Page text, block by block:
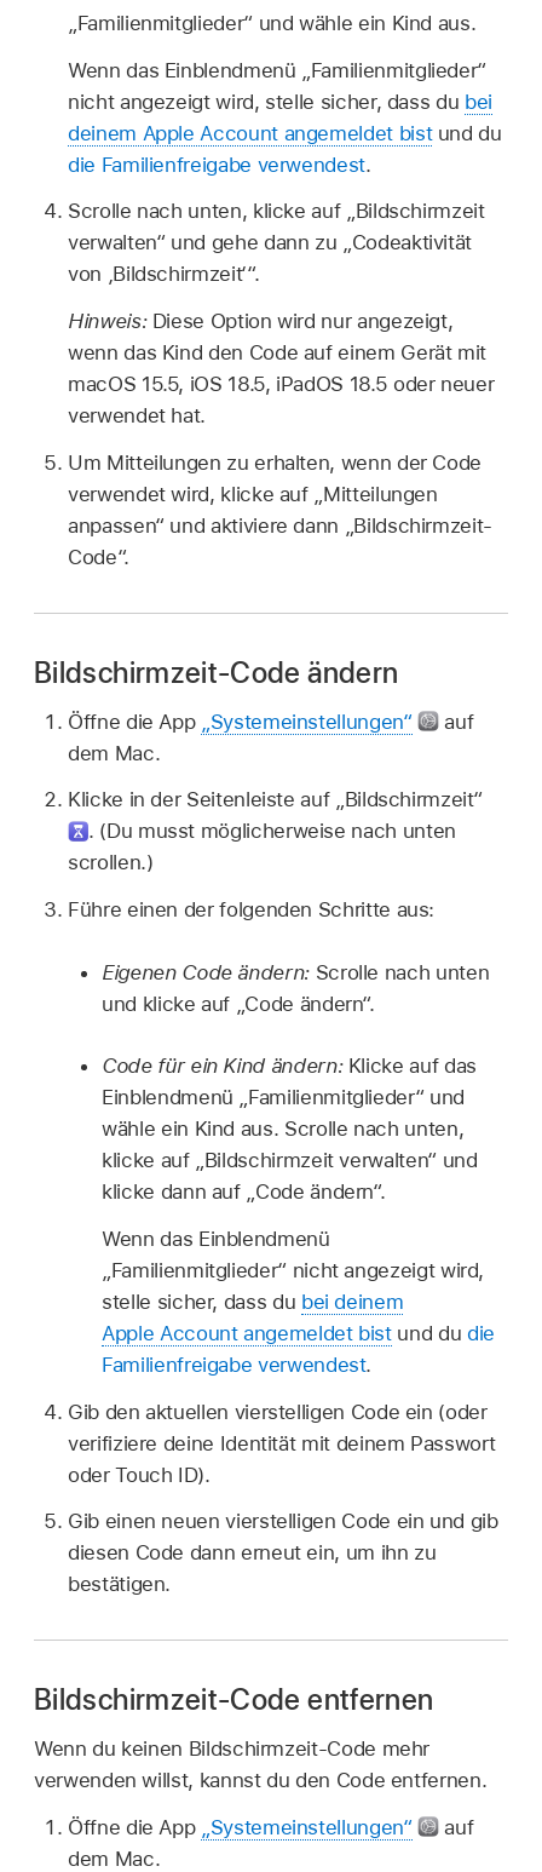
„Familienmitglieder“ und wähle ein Kind aus.
Wenn das Einblendmenü „Familienmitglieder“
nicht angezeigt wird, stelle sicher, dass du bei
deinem Apple Account angemeldet bistund du
die Familienfreigabe verwendest.
Scrolle nach unten, klicke auf „Bildschirmzeit
verwalten“ und gehe dann zu „Codeaktivität
von ‚Bildschirmzeit‘“.
Hinweis: Diese Option wird nur angezeigt,
wenn das Kind den Code auf einem Gerät mit
macOS 15.5, iOS 18.5, iPadOS 18.5 oder neuer
verwendet hat.
Um Mitteilungen zu erhalten, wenn der Code
verwendet wird, klicke auf „Mitteilungen
anpassen“ und aktiviere dann „Bildschirmzeit-
Code“.
Bildschirmzeit-Code ändern
Öffne die App „Systemeinstellungen“
auf
dem Mac.
Klicke in der Seitenleiste auf „Bildschirmzeit“
. (Du musst möglicherweise nach unten
scrollen.)
Führe einen der folgenden Schritte aus:
Eigenen Code ändern:Scrolle nach unten
und klicke auf „Code ändern“.
Code für ein Kind ändern:Klicke auf das
Einblendmenü „Familienmitglieder“ und
wähle ein Kind aus. Scrolle nach unten,
klicke auf „Bildschirmzeit verwalten“ und
klicke dann auf „Code ändern“.
Wenn das Einblendmenü
„Familienmitglieder“ nicht angezeigt wird,
stelle sicher, dass du bei deinem
Apple Account angemeldet bistund du die
Familienfreigabe verwendest.
Gib den aktuellen vierstelligen Code ein (oder
verifiziere deine Identität mit deinem Passwort
oder Touch ID).
Gib einen neuen vierstelligen Code ein und gib
diesen Code dann erneut ein, um ihn zu
bestätigen.
Bildschirmzeit-Code entfernen
Wenn du keinen Bildschirmzeit-Code mehr
verwenden willst, kannst du den Code entfernen.
Öffne die App
„Systemeinstellungen“
auf
dem Mac.